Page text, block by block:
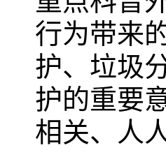
行为带来
护、垃圾
护的重要
相关、人